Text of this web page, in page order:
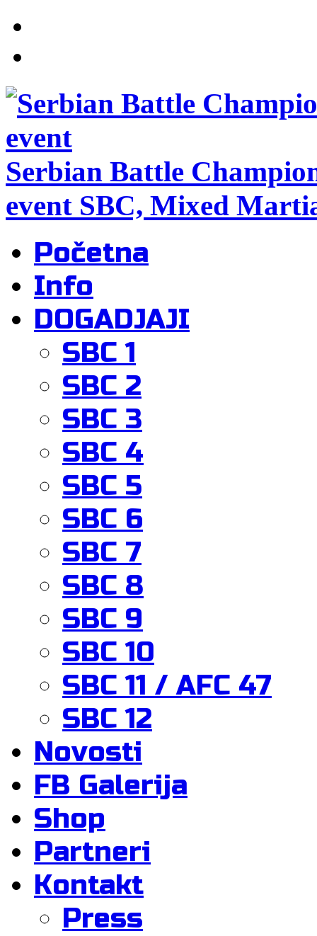
Serbian Battle
event SBC, Mixed
Početna
Info
DOGADJAJI
SBC 1
SBC 2
SBC 3
SBC 4
SBC 5
SBC 6
SBC 7
SBC 8
SBC 9
SBC 10
SBC 11 / AFC 47
SBC 12
Novosti
FB Galerija
Shop
Partneri
Kontakt
Press